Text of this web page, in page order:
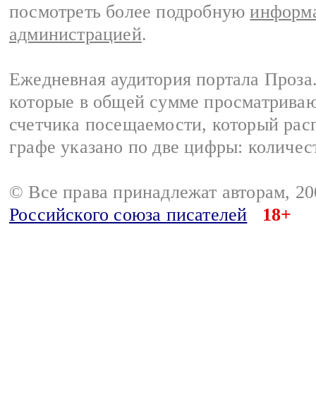
посмотреть более подробную
администрацией.
Ежедневная аудитория портала
которые в общей сумме
счетчика посещаемости, который
графе указано по две цифры:
© Все права принадлежат авторам,
Российского союза писателей
18+